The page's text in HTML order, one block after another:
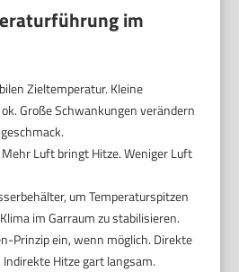
im
Zieltemperatur. Kleine
Große Schwankungen verändern
Luft bringt Hitze. Weniger Luft
um Temperaturspitzen
im Garraum zu stabilisieren.
Prinzip ein, wenn möglich. Direkte
Hitze gart langsam.